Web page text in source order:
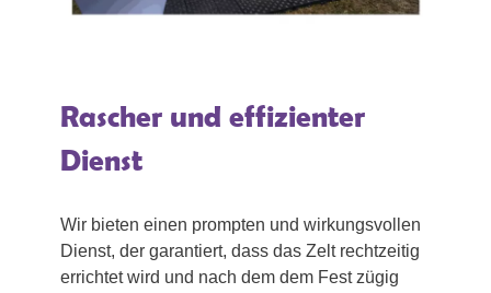
Rascher und effizienter
Dienst
Wir bieten einen prompten und wirkungsvollen
Dienst, der garantiert, dass das Zelt rechtzeitig
errichtet wird und nach dem dem Fest zügig